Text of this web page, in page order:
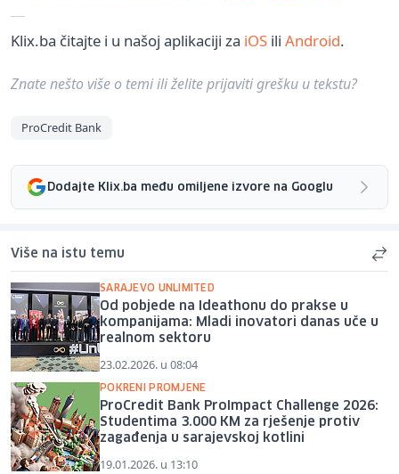
Klix.ba čitajte i u našoj aplikaciji za iOS ili Android.
Znate nešto više o temi ili želite prijaviti grešku u tekstu?
ProCredit Bank
Dodajte Klix.ba među omiljene izvore na Googlu
Više na istu temu
SARAJEVO UNLIMITED
Od pobjede na Ideathonu do prakse u
kompanijama: Mladi inovatori danas uče u
realnom sektoru
23.02.2026. u 08:04
POKRENI PROMJENE
ProCredit Bank ProImpact Challenge 2026:
Studentima 3.000 KM za rješenje protiv
zagađenja u sarajevskoj kotlini
19.01.2026. u 13:10